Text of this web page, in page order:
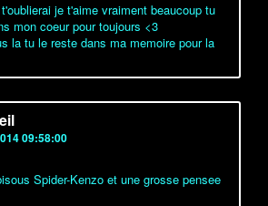
je t'aime vraiment beaucoup tu
mon coeur pour toujours <3
la tu le reste dans ma memoire pour la
09:58:00
Spider-Kenzo et une grosse pensee